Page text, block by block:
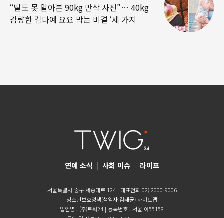
“딸도 못 알아본 90kg 만삭 사진”… 40kg
감량한 김다예 요요 막는 비결 ‘세 가지
연예 소식 | 사회 이슈 | 라이프
서울특별시 중구 세종대로 124 | 대표전화 02) 2000-9006
청소년보호정책(책임자:김태균)사이트맵
법인명 : (주)트윅24 | 등록번호 : 서울 아55158